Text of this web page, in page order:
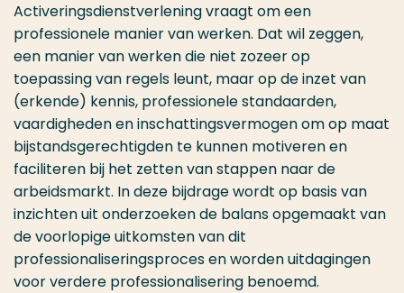
Activeringsdienstverlening vraagt om een
professionele manier van werken. Dat wil zeggen,
een manier van werken die niet zozeer op
toepassing van regels leunt, maar op de inzet van
(erkende) kennis, professionele standaarden,
vaardigheden en inschattingsvermogen om op maat
bijstandsgerechtigden te kunnen motiveren en
faciliteren bij het zetten van stappen naar de
arbeidsmarkt. In deze bijdrage wordt op basis van
inzichten uit onderzoeken de balans opgemaakt van
de voorlopige uitkomsten van dit
professionaliseringsproces en worden uitdagingen
voor verdere professionalisering benoemd.